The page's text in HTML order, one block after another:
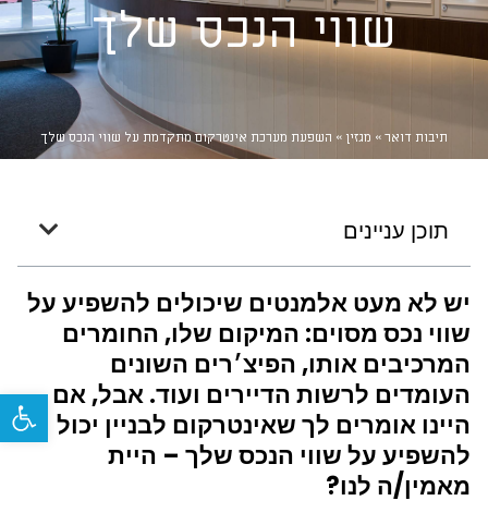
שווי הנכס שלך
תיבות דואר» מגזין » השפעת מערכת אינטרקום מתקדמת על שווי הנכס שלך
תוכן עניינים
יש לא מעט אלמנטים שיכולים להשפיע על
שווי נכס מסוים: המיקום שלו, החומרים
המרכיבים אותו, הפיצ׳רים השונים
העומדים לרשות הדיירים ועוד. אבל, אם
היינו אומרים לך שאינטרקום לבניין יכול
להשפיע על שווי הנכס שלך – היית
מאמין/ה לנו?